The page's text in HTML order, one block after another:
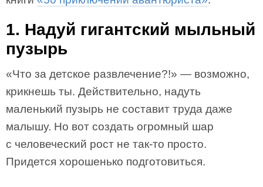
1. Надуй гигантский мыльный
пузырь
«Что за детское развлечение?!» — возможно,
крикнешь ты. Действительно, надуть
маленький пузырь не составит труда даже
малышу. Но вот создать огромный шар
с человеческий рост не так-то просто.
Придется хорошенько подготовиться.